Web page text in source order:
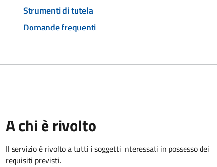
Strumenti di tutela
Domande frequenti
A chi è rivolto
Il servizio è rivolto a tutti i soggetti interessati in possesso dei
requisiti previsti.